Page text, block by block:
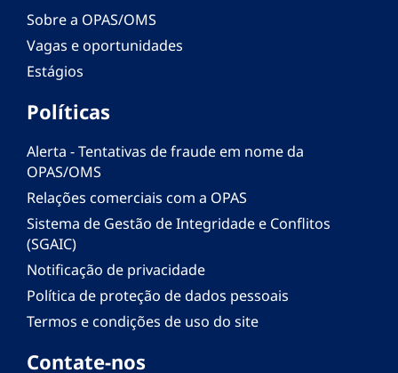
Sobre a OPAS/OMS
Vagas e oportunidades
Estágios
Políticas
Alerta - Tentativas de fraude em nome da
OPAS/OMS
Relações comerciais com a OPAS
Sistema de Gestão de Integridade e Conflitos
(SGAIC)
Notificação de privacidade
Política de proteção de dados pessoais
Termos e condições de uso do site
Contate-nos